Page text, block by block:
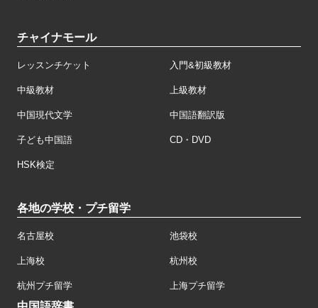
チャイナモール
レッスンチケット 入門&初級教材
中級教材 上級教材
中国現代文学 中国語翻訳版
子ども中国語 CD・DVD
HSK検定
各地の学校・プチ留学
名古屋校 池袋校
上海校 杭州校
杭州プチ留学 上海プチ留学